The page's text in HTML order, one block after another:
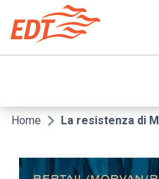
contenuto
principale
Briciole
pane
Home La resistenza di